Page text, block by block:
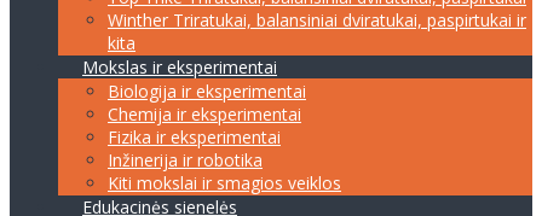
Winther Triratukai, balansiniai dviratukai, paspirtukai ir
kita
Mokslas ir eksperimentai
Biologija ir eksperimentai
Chemija ir eksperimentai
Fizika ir eksperimentai
Inžinerija ir robotika
Kiti mokslai ir smagios veiklos
Edukacinės sienelės